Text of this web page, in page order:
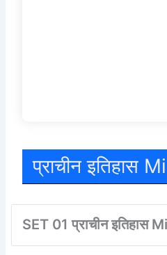
प्राचीन इतिहास
SET 01 प्राचीन इतिहास